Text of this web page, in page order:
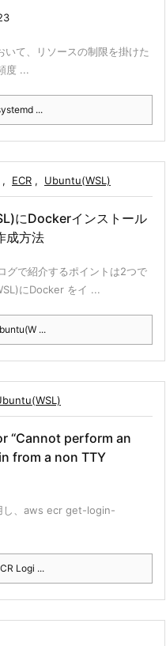
いて、リソースの制限を掛けた
度 ...
...
, ECR , Ubuntu(WSL)
にDockerインストール
成方法
グで紹介するポイントは2つで
にDocker をイ ...
...
“Cannot perform an
from a non TTY
し、aws ecr get-login-
Logi ...